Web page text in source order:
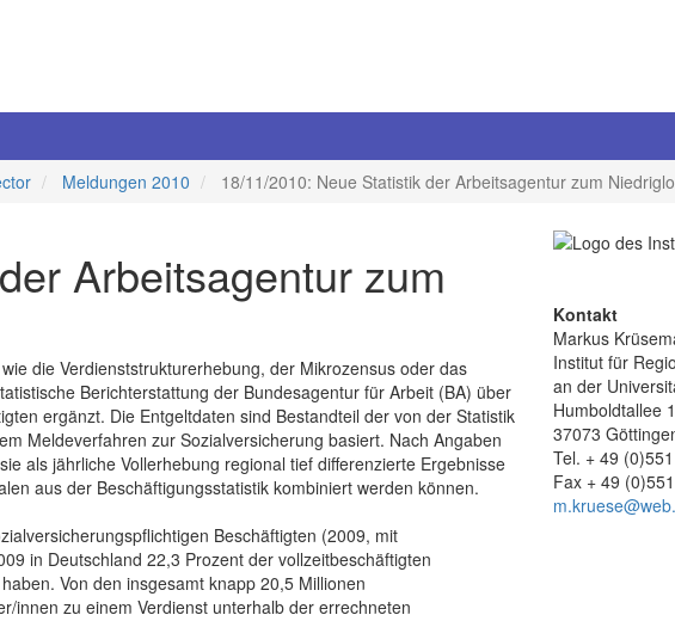
Meldungen 2010 18/11/2010: Neue Statistik der Arbeitsagentur zum
Arbeitsagentur zum
die Verdienststrukturerhebung, der Mikrozensus oder das
Berichterstattung der Bundesagentur für Arbeit (BA) über
ergänzt. Die Entgeltdaten sind Bestandteil der von der Statistik
Meldeverfahren zur Sozialversicherung basiert. Nach Angaben
als jährliche Vollerhebung regional tief differenzierte Ergebnisse
aus der Beschäftigungsstatistik kombiniert werden können.
Beschäftigten (2009, mit
in Deutschland 22,3 Prozent der vollzeitbeschäftigten
Von den insgesamt knapp 20,5 Millionen
innen zu einem Verdienst unterhalb der errechneten
Kontakt
Markus
Institut für
an der
Humboldtallee
37073
Tel. + 49
Fax + 49